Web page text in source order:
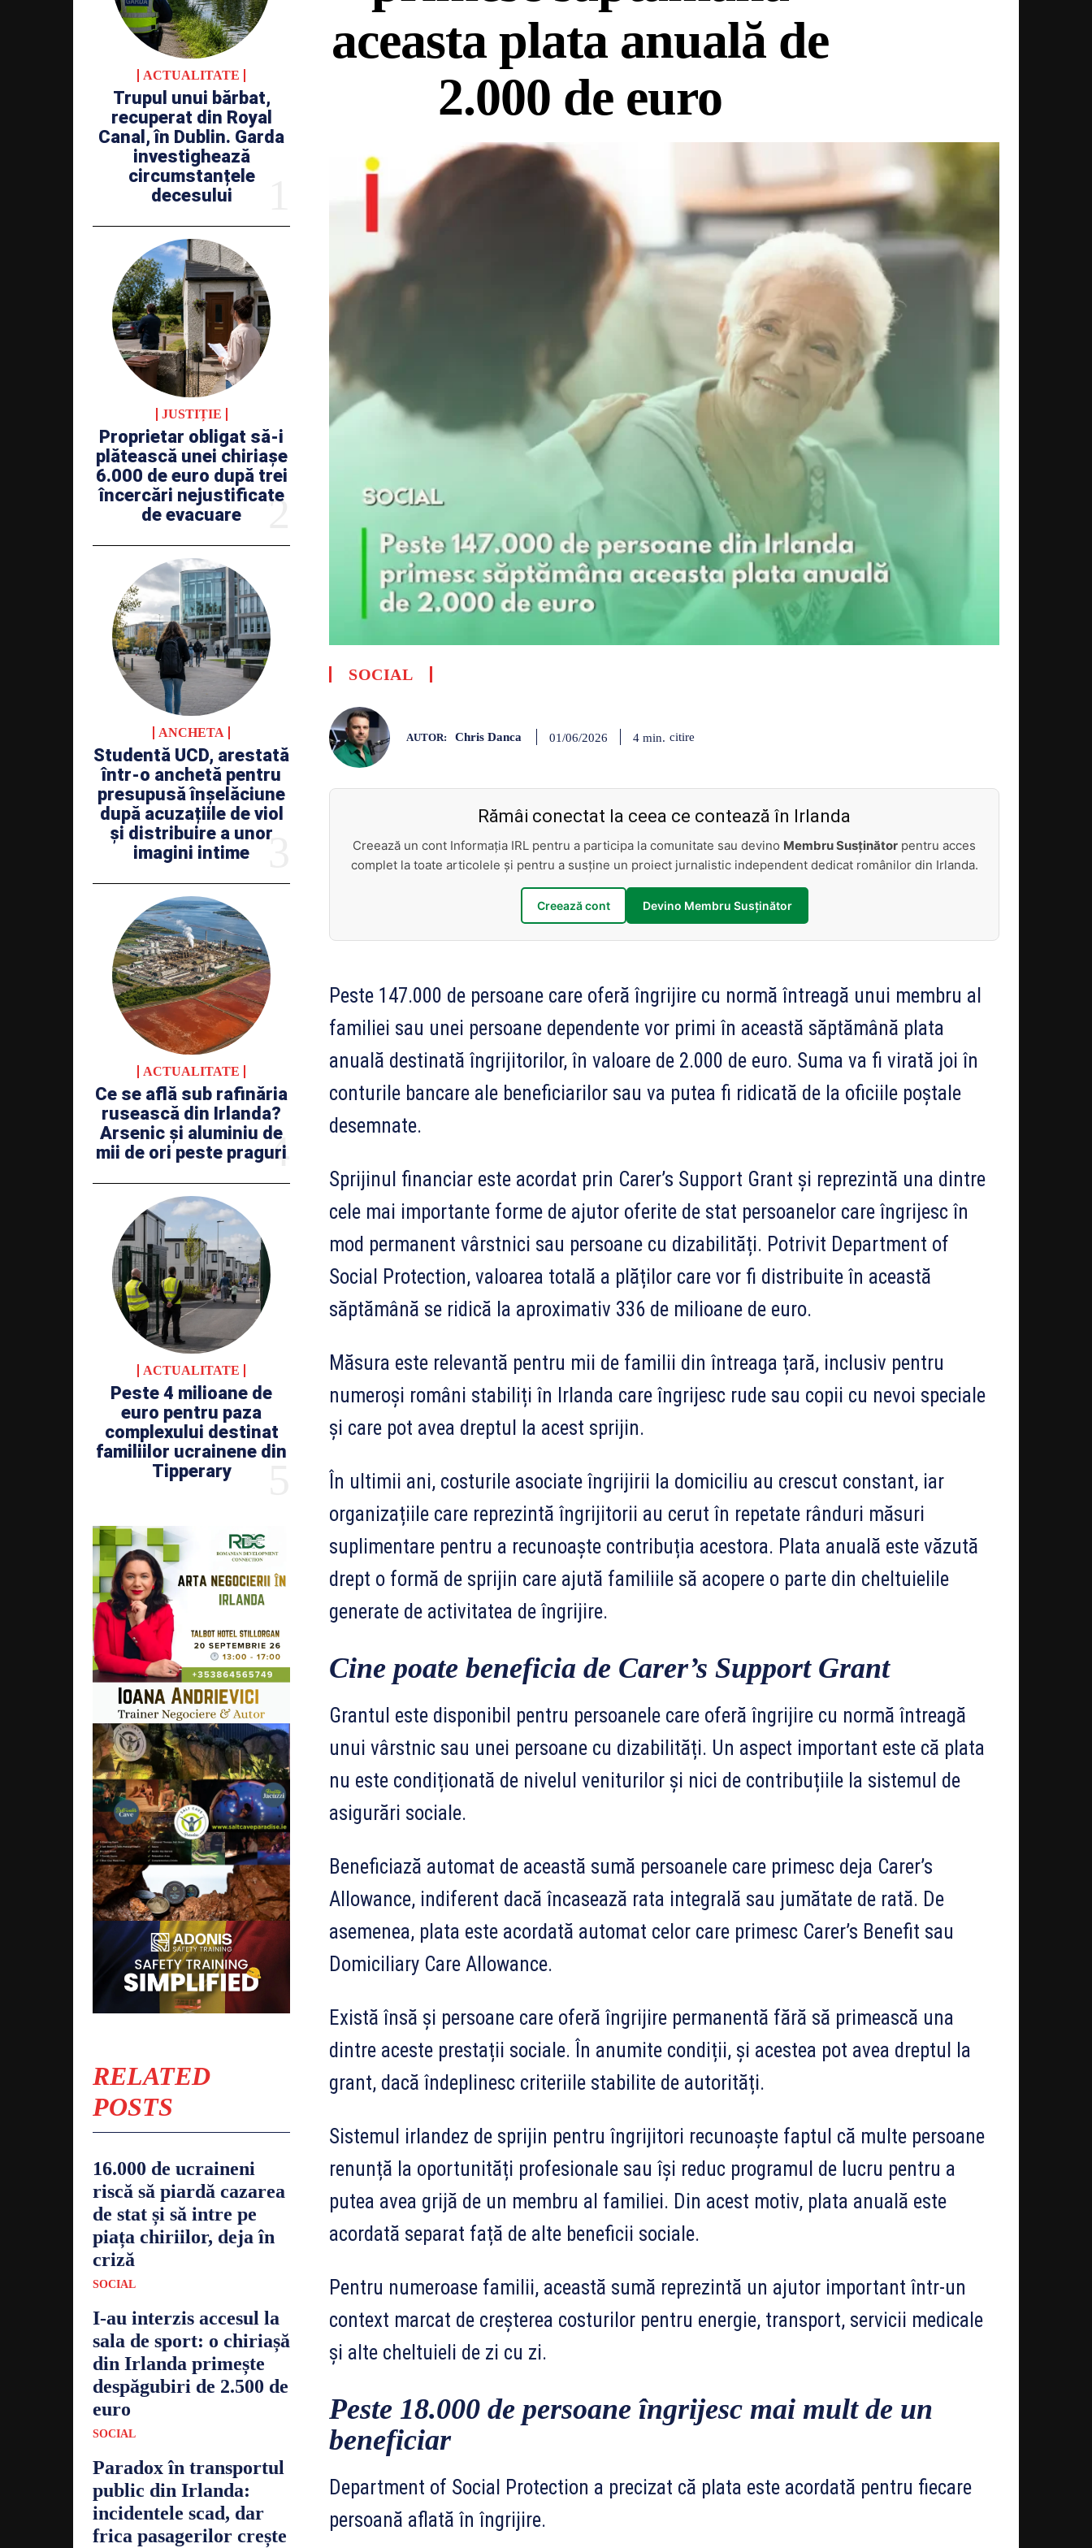
ACTUALITATE
Trupul unui bărbat,
recuperat din Royal
Canal, în Dublin. Garda
investighează
circumstanțele
decesului
JUSTIȚIE
Proprietar obligat să-i
plătească unei chiriașe
6.000 de euro după trei
încercări nejustificate
de evacuare
ANCHETA
Studentă UCD, arestată
într-o anchetă pentru
presupusă înșelăciune
după acuzațiile de viol
și distribuire a unor
imagini intime
ACTUALITATE
Ce se află sub rafinăria
rusească din Irlanda?
Arsenic și aluminiu de
mii de ori peste praguri
ACTUALITATE
Peste 4 milioane de
euro pentru paza
complexului destinat
familiilor ucrainene din
Tipperary
RELATED
POSTS
16.000 de ucraineni
riscă să piardă cazarea
de stat și să intre pe
piața chiriilor, deja în
criză
SOCIAL
I-au interzis accesul la
sala de sport: o chiriașă
din Irlanda primește
despăgubiri de 2.500 de
euro
SOCIAL
Paradox în transportul
public din Irlanda:
incidentele scad, dar
frica pasagerilor crește
aceasta plata anuală de
2.000 de euro
SOCIAL
AUTOR: Chris Danca 01/06/2026 4 min. citire
Rămâi conectat la ceea ce contează în Irlanda
Creează un cont Informația IRL pentru a participa la comunitate sau devino Membru Susținător pentru acces
complet la toate articolele și pentru a susține un proiect jurnalistic independent dedicat românilor din Irlanda.
Creează cont Devino Membru Susținător
Peste 147.000 de persoane care oferă îngrijire cu normă întreagă unui membru al
familiei sau unei persoane dependente vor primi în această săptămână plata
anuală destinată îngrijitorilor, în valoare de 2.000 de euro. Suma va fi virată joi în
conturile bancare ale beneficiarilor sau va putea fi ridicată de la oficiile poștale
desemnate.
Sprijinul financiar este acordat prin Carer’s Support Grant și reprezintă una dintre
cele mai importante forme de ajutor oferite de stat persoanelor care îngrijesc în
mod permanent vârstnici sau persoane cu dizabilități. Potrivit Department of
Social Protection, valoarea totală a plăților care vor fi distribuite în această
săptămână se ridică la aproximativ 336 de milioane de euro.
Măsura este relevantă pentru mii de familii din întreaga țară, inclusiv pentru
numeroși români stabiliți în Irlanda care îngrijesc rude sau copii cu nevoi speciale
și care pot avea dreptul la acest sprijin.
În ultimii ani, costurile asociate îngrijirii la domiciliu au crescut constant, iar
organizațiile care reprezintă îngrijitorii au cerut în repetate rânduri măsuri
suplimentare pentru a recunoaște contribuția acestora. Plata anuală este văzută
drept o formă de sprijin care ajută familiile să acopere o parte din cheltuielile
generate de activitatea de îngrijire.
Cine poate beneficia de Carer’s Support Grant
Grantul este disponibil pentru persoanele care oferă îngrijire cu normă întreagă
unui vârstnic sau unei persoane cu dizabilități. Un aspect important este că plata
nu este condiționată de nivelul veniturilor și nici de contribuțiile la sistemul de
asigurări sociale.
Beneficiază automat de această sumă persoanele care primesc deja Carer’s
Allowance, indiferent dacă încasează rata integrală sau jumătate de rată. De
asemenea, plata este acordată automat celor care primesc Carer’s Benefit sau
Domiciliary Care Allowance.
Există însă și persoane care oferă îngrijire permanentă fără să primească una
dintre aceste prestații sociale. În anumite condiții, și acestea pot avea dreptul la
grant, dacă îndeplinesc criteriile stabilite de autorități.
Sistemul irlandez de sprijin pentru îngrijitori recunoaște faptul că multe persoane
renunță la oportunități profesionale sau își reduc programul de lucru pentru a
putea avea grijă de un membru al familiei. Din acest motiv, plata anuală este
acordată separat față de alte beneficii sociale.
Pentru numeroase familii, această sumă reprezintă un ajutor important într-un
context marcat de creșterea costurilor pentru energie, transport, servicii medicale
și alte cheltuieli de zi cu zi.
Peste 18.000 de persoane îngrijesc mai mult de un
beneficiar
Department of Social Protection a precizat că plata este acordată pentru fiecare
persoană aflată în îngrijire.